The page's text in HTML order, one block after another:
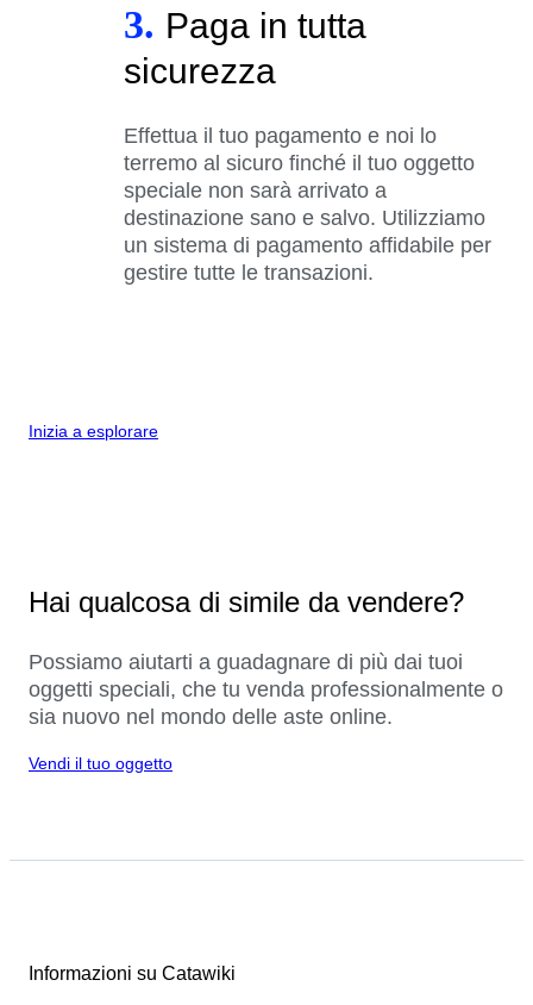
3. Paga in tutta
sicurezza
Effettua il tuo pagamento e noi lo
terremo al sicuro finché il tuo oggetto
speciale non sarà arrivato a
destinazione sano e salvo. Utilizziamo
un sistema di pagamento affidabile per
gestire tutte le transazioni.
Inizia a esplorare
Hai qualcosa di simile da vendere?
Possiamo aiutarti a guadagnare di più dai tuoi
oggetti speciali, che tu venda professionalmente o
sia nuovo nel mondo delle aste online.
Vendi il tuo oggetto
Informazioni su Catawiki